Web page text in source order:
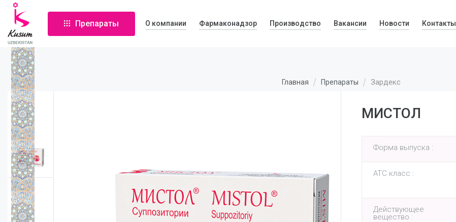
Препараты О компании Фармаконадзор Производство Вакансии Новости Контакты
Главная Препараты Зардекс
МИСТОЛ
Форма выпуска :
АТС класс :
Действующее
вещество :